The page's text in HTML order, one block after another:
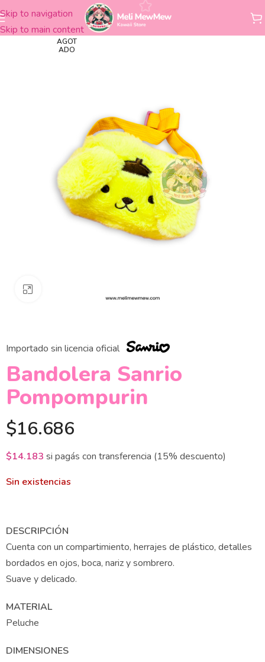
Skip to navigation
Skip to main content
Inicio Accesorios Carteras y Bandoleras
AGOT
ADO
Importado sin licencia oficial
Bandolera Sanrio
Pompompurin
$16.686
$14.183 si pagás con transferencia (15% descuento)
Sin existencias
DESCRIPCIÓN
Cuenta con un compartimiento, herrajes de plástico, detalles
bordados en ojos, boca, nariz y sombrero.
Suave y delicado.
MATERIAL
Peluche
DIMENSIONES